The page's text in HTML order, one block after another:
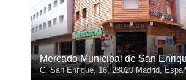
Mercado Municipal de San
C. San Enrique, 16, 28020 Madrid,